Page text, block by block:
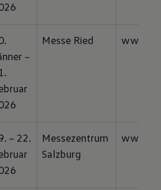
–
Messe Ried
– 22.
Messezentrum
Salzburg